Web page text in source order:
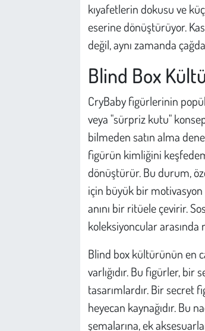
kıyafetlerin dokusu ve
eserine dönüştürüyor.
değil, aynı zamanda
Blind Box
CryBaby figürlerinin
veya "sürpriz kutu"
bilmeden satın alma
figürün kimliğini
dönüştürür. Bu durum,
için büyük bir motivasyon
anını bir ritüele çevirir.
koleksiyoncular arasında
Blind box kültürünün en
varlığıdır. Bu figürler,
tasarımlardır. Bir secret
heyecan kaynağıdır. Bu
şemalarına, ek